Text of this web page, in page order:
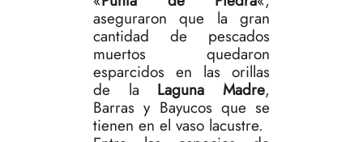
aseguraron que la gran
cantidad de pescados
muertos quedaron
esparcidos en las orillas
de la Laguna Madre,
Barras y Bayucos que se
tienen en el vaso lacustre.